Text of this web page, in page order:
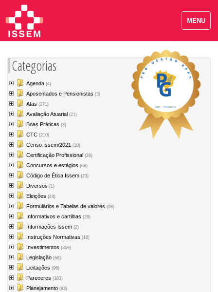
Categorias
Agenda (4)
Aposentados e Pensionistas (3)
Atas (271)
Avaliação Atuarial (21)
Boas Práticas (3)
CTC (210)
Censo Issem/2021 (10)
Certificação Profissional (28)
Concursos e estágios (68)
Código de Ética Issem (23)
Diversos (1)
Eleições (44)
Formulários e Tabelas de valores (98)
Informativos e cartilhas (29)
Informações Issem (2)
Instruções Normativas (16)
Investimentos (359)
Legislação (66)
Licitações (96)
Pareceres (103)
Planejamento (83)
MENU